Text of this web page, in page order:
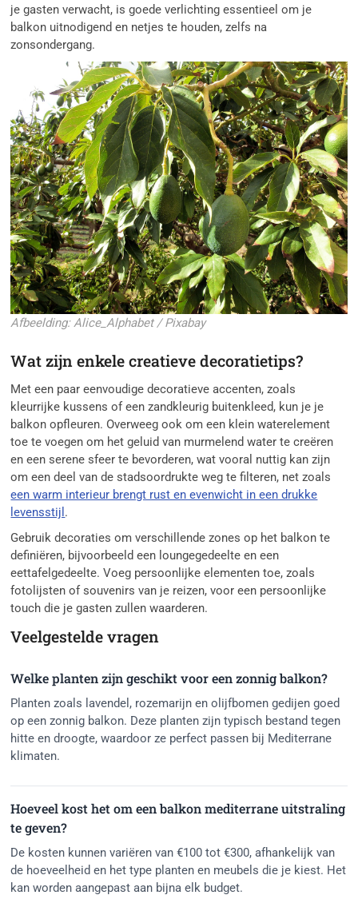
je gasten verwacht, is goede verlichting essentieel om je
balkon uitnodigend en netjes te houden, zelfs na
zonsondergang.
Afbeelding: Alice_Alphabet / Pixabay
Wat zijn enkele creatieve decoratietips?
Met een paar eenvoudige decoratieve accenten, zoals
kleurrijke kussens of een zandkleurig buitenkleed, kun je je
balkon opfleuren. Overweeg ook om een klein waterelement
toe te voegen om het geluid van murmelend water te creëren
en een serene sfeer te bevorderen, wat vooral nuttig kan zijn
om een deel van de stadsoordrukte weg te filteren, net zoals
een warm interieur brengt rust en evenwicht in een drukke
levensstijl .
Gebruik decoraties om verschillende zones op het balkon te
definiëren, bijvoorbeeld een loungegedeelte en een
eettafelgedeelte. Voeg persoonlijke elementen toe, zoals
fotolijsten of souvenirs van je reizen, voor een persoonlijke
touch die je gasten zullen waarderen.
Veelgestelde vragen
Welke planten zijn geschikt voor een zonnig balkon?
Planten zoals lavendel, rozemarijn en olijfbomen gedijen goed
op een zonnig balkon. Deze planten zijn typisch bestand tegen
hitte en droogte, waardoor ze perfect passen bij Mediterrane
klimaten.
Hoeveel kost het om een balkon mediterrane uitstraling
te geven?
De kosten kunnen variëren van €100 tot €300, afhankelijk van
de hoeveelheid en het type planten en meubels die je kiest. Het
kan worden aangepast aan bijna elk budget.